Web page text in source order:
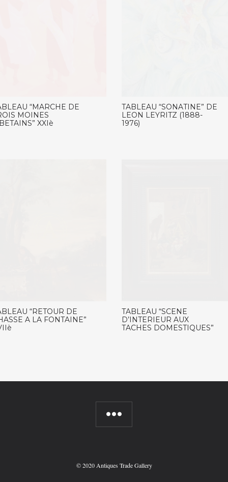
“MARCHE DE
MOINES
XXIè
TABLEAU “SONATINE” DE
LEON LEYRITZ (1888-
1976)
“RETOUR DE
A LA FONTAINE”
TABLEAU “SCENE
D’INTERIEUR AUX
TACHES DOMESTIQUES”
©2020 Antiques Trade Gallery